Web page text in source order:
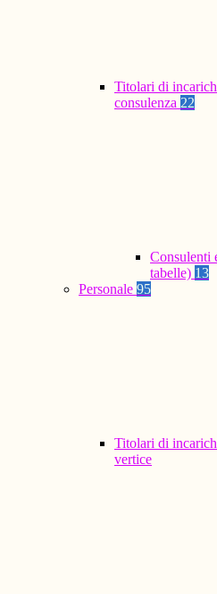
Titolari di
consulenza 22
Consulenti
tabelle) 13
Personale 95
Titolari di
vertice